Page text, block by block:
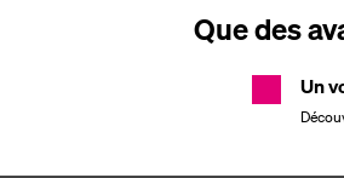
Que des
Un